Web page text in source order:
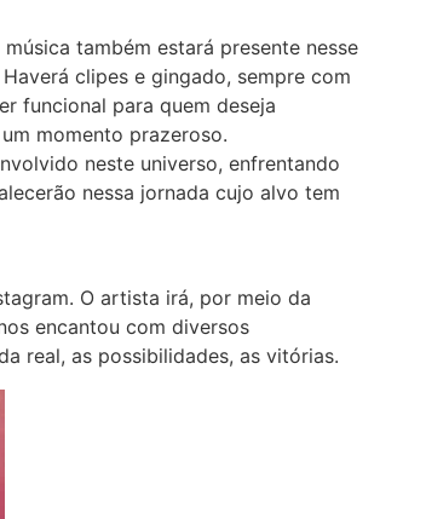
também estará presente nesse
clipes e gingado, sempre com
funcional para quem deseja
momento prazeroso.
neste universo, enfrentando
nessa jornada cujo alvo tem
O artista irá, por meio da
encantou com diversos
real, as possibilidades, as vitórias.